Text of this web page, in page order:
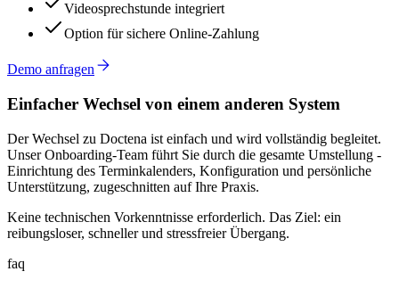
Videosprechstunde integriert
Option für sichere Online-Zahlung
Demo anfragen
Einfacher Wechsel von einem anderen System
Der Wechsel zu Doctena ist einfach und wird vollständig begleitet.
Unser Onboarding-Team führt Sie durch die gesamte Umstellung -
Einrichtung des Terminkalenders, Konfiguration und persönliche
Unterstützung, zugeschnitten auf Ihre Praxis.
Keine technischen Vorkenntnisse erforderlich. Das Ziel: ein
reibungsloser, schneller und stressfreier Übergang.
faq